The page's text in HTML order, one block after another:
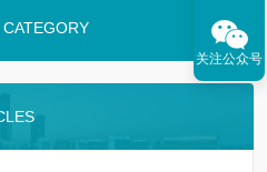
关注公众号